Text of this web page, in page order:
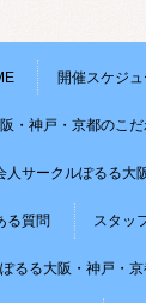
開催スケジ
・神戸・京都のこだ
人サークルぽるる大
る質問 スタッ
るる大阪・神戸・